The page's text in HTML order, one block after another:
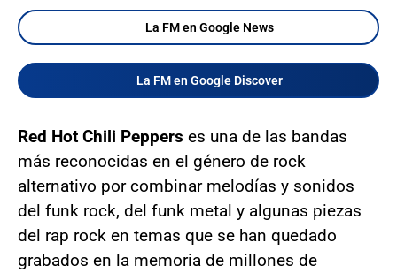
La FM en Google News
La FM en Google Discover
Red Hot Chili Peppers es una de las bandas
más reconocidas en el género de rock
alternativo por combinar melodías y sonidos
del funk rock, del funk metal y algunas piezas
del rap rock en temas que se han quedado
grabados en la memoria de millones de